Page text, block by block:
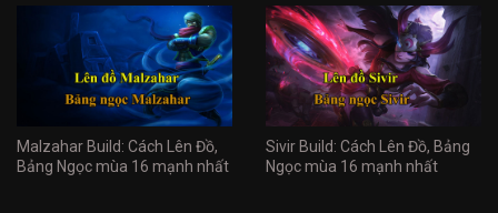
Malzahar Build: Cách Lên Đồ,
Bảng Ngọc mùa 16 mạnh nhất
Sivir Build: Cách Lên Đồ, Bảng
Ngọc mùa 16 mạnh nhất